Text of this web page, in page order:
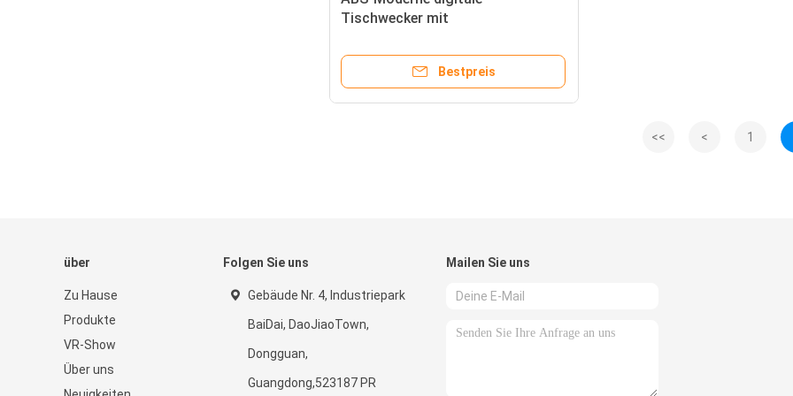
Tischwecker mit
Alarmfunktion
Bestpreis
<< < 1
über
Zu Hause
Produkte
VR-Show
Über uns
Folgen Sie uns
Gebäude Nr. 4, Industriepark
BaiDai, DaoJiaoTown,
Dongguan,
Guangdong,523187 PR
Mailen Sie uns